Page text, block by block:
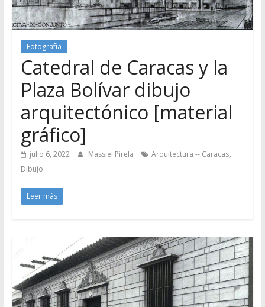
Fotografía
Catedral de Caracas y la
Plaza Bolívar dibujo
arquitectónico [material
gráfico]
julio 6, 2022 Massiel Pirela Arquitectura -- Caracas,
Dibujo
Leer más